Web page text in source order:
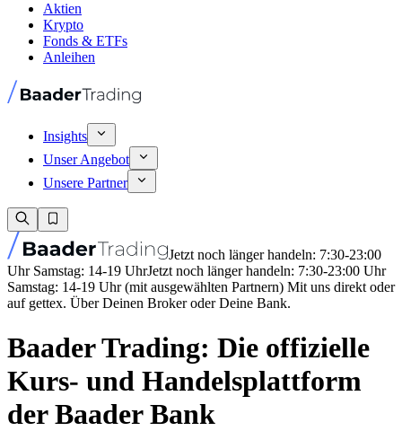
Aktien
Krypto
Fonds & ETFs
Anleihen
Insights
Unser Angebot
Unsere Partner
Jetzt noch länger handeln: 7:30-23:00
Uhr Samstag: 14-19 UhrJetzt noch länger handeln: 7:30-23:00 Uhr
Samstag: 14-19 Uhr (mit ausgewählten Partnern) Mit uns direkt oder
auf gettex. Über Deinen Broker oder Deine Bank.
Baader Trading: Die offizielle
Kurs- und Handelsplattform
der Baader Bank